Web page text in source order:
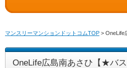
マンスリーマンションドットコムTOP > OneLife
OneLife広島南あさひ【★バ